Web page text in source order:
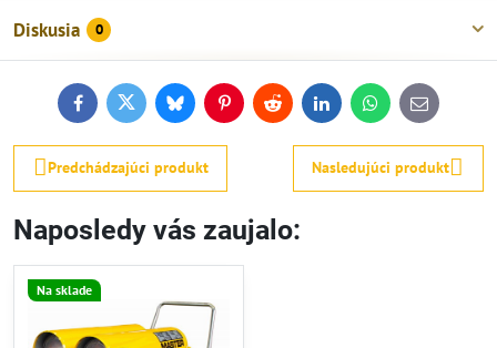
Diskusia 0
FacebookTwitterBlueskyPinterestReddit LinkedInWhatsApp
E-
mail
Predchádzajúci produkt Nasledujúci produkt
Naposledy vás zaujalo:
Na sklade